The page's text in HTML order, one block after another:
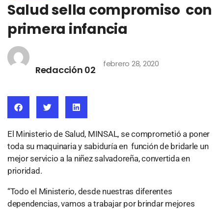
Salud sella compromiso con
primera infancia
Redacción 02
febrero 28, 2020
El Ministerio de Salud, MINSAL, se comprometió a poner
toda su maquinaria y sabiduría en función de bridarle un
mejor servicio a la niñez salvadoreña, convertida en
prioridad.
“Todo el Ministerio, desde nuestras diferentes
dependencias, vamos a trabajar por brindar mejores